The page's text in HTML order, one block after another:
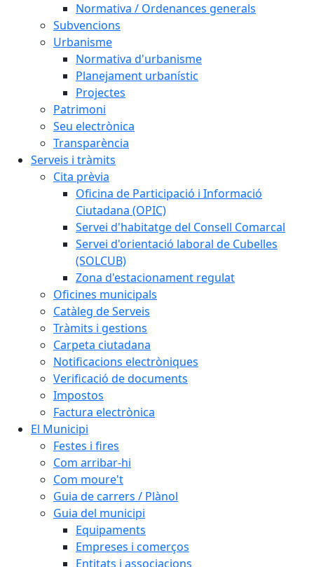
Normativa / Ordenances generals
Subvencions
Urbanisme
Normativa d'urbanisme
Planejament urbanístic
Projectes
Patrimoni
Seu electrònica
Transparència
Serveis i tràmits
Cita prèvia
Oficina de Participació i Informació
Ciutadana (OPIC)
Servei d'habitatge del Consell Comarcal
Servei d'orientació laboral de Cubelles
(SOLCUB)
Zona d'estacionament regulat
Oficines municipals
Catàleg de Serveis
Tràmits i gestions
Carpeta ciutadana
Notificacions electròniques
Verificació de documents
Impostos
Factura electrònica
El Municipi
Festes i fires
Com arribar-hi
Com moure't
Guia de carrers / Plànol
Guia del municipi
Equipaments
Empreses i comerços
Entitats i associacions